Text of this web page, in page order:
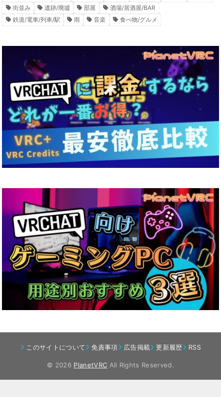
街並み
遺跡/廃墟 部屋
酒場/居酒屋/BAR
鉄道/電車/列車/駅
雨 音楽 食べ物/グルメ
このサイトについて 免責事項 広告掲載 更新履歴 RSS
© 2026 PlanetVRC All Rights Reserved.